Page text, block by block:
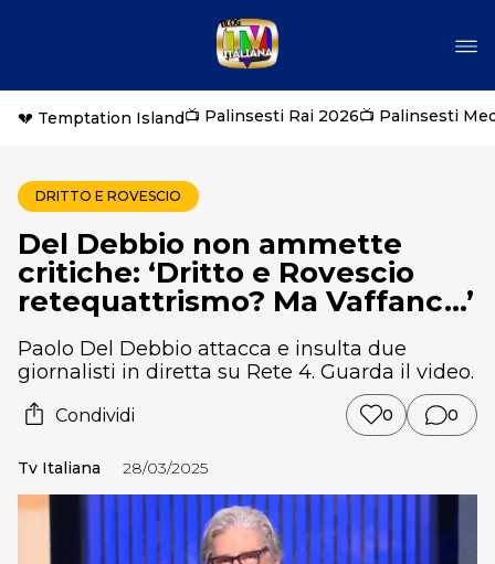
💔 Temptation Island📺 Palinsesti Rai 2026📺 Palinsesti
DRITTO E ROVESCIO
Del Debbio non ammette
critiche: ‘Dritto e Rovescio
retequattrismo? Ma Vaffanc…’
Paolo Del Debbio attacca e insulta due
giornalisti in diretta su Rete 4. Guarda il video.
Condividi 0 0
Tv Italiana 28/03/2025